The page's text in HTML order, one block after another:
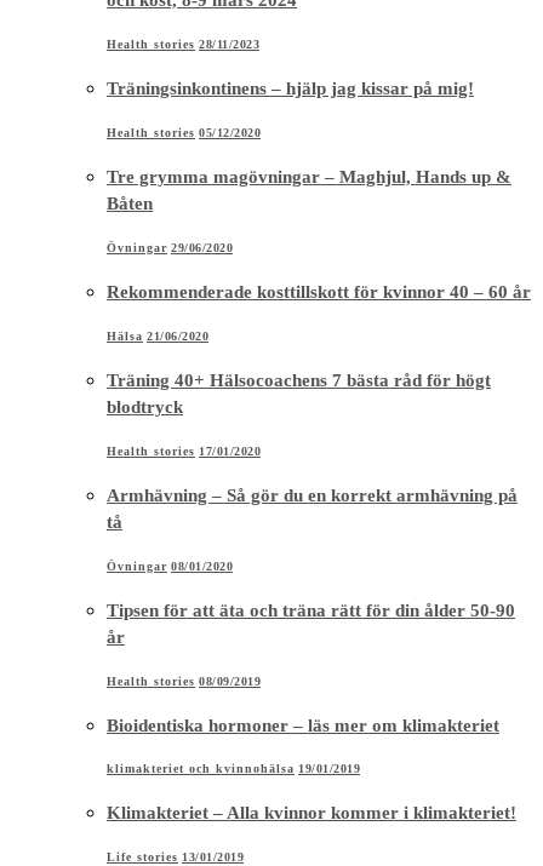
Health stories 28/11/2023
Träningsinkontinens – hjälp jag kissar på mig!
Health stories 05/12/2020
Tre grymma magövningar – Maghjul, Hands up &
Båten
Övningar 29/06/2020
Rekommenderade kosttillskott för kvinnor 40 – 60 år
Hälsa 21/06/2020
Träning 40+ Hälsocoachens 7 bästa råd för högt
blodtryck
Health stories 17/01/2020
Armhävning – Så gör du en korrekt armhävning på
tå
Övningar 08/01/2020
Tipsen för att äta och träna rätt för din ålder 50-90
år
Health stories 08/09/2019
Bioidentiska hormoner – läs mer om klimakteriet
klimakteriet och kvinnohälsa 19/01/2019
Klimakteriet – Alla kvinnor kommer i klimakteriet!
Life stories 13/01/2019